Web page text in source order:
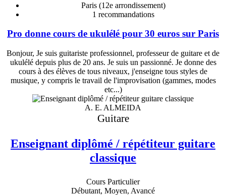
Paris (12e arrondissement)
1 recommandations
Pro donne cours de ukulélé pour 30 euros sur Paris
Bonjour, Je suis guitariste professionnel, professeur de guitare et de
ukulélé depuis plus de 20 ans. Je suis un passionné. Je donne des
cours à des élèves de tous niveaux, j'enseigne tous styles de
musique, y compris le travail de l'improvisation (gammes, modes
etc...)
A. E. ALMEIDA
Guitare
Enseignant diplômé / répétiteur guitare
classique
Cours Particulier
Débutant, Moyen, Avancé